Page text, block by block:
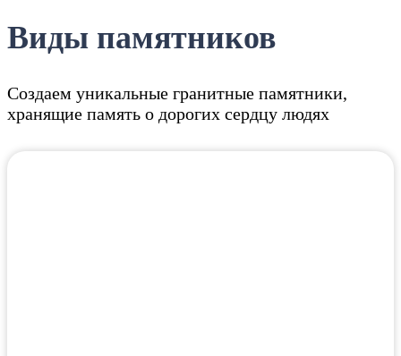
Виды памятников
Создаем уникальные гранитные памятники,
хранящие память о дорогих сердцу людях